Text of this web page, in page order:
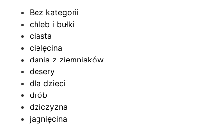
Bez kategorii
chleb i bułki
ciasta
cielęcina
dania z ziemniaków
desery
dla dzieci
drób
dziczyzna
jagnięcina